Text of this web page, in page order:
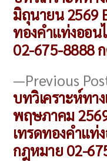
เรื่อง
Previous
บทวิเคราะห์ทา
พฤษภาคม 2569
เทรดทองคำแท่
กฎหมาย 02-
มิถุนายน 2569
ทองคำแท่งออน
02-675-8888